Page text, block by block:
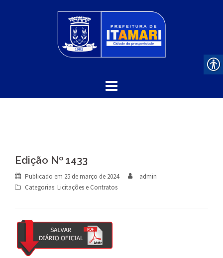
Edição Nº 1433
Publicado em 25 de março de 2024
admin
Categorias: Licitações e Contratos